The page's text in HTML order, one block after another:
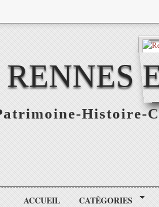
RENNES
Histoire-
ACCUEIL CATÉGORIES